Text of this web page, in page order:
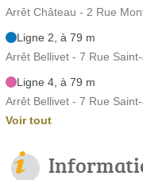
Arrêt Château - 2 Rue
Ligne 2, à 79 m
Arrêt Bellivet - 7 Rue
Ligne 4, à 79 m
Arrêt Bellivet - 7 Rue
Voir tout